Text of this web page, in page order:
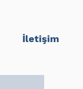
İletişim